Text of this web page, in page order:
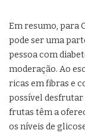
Em resumo, para
pode ser uma
pessoa com
moderação. Ao
ricas em fibras e
possível desfrutar
frutas têm a
os níveis de